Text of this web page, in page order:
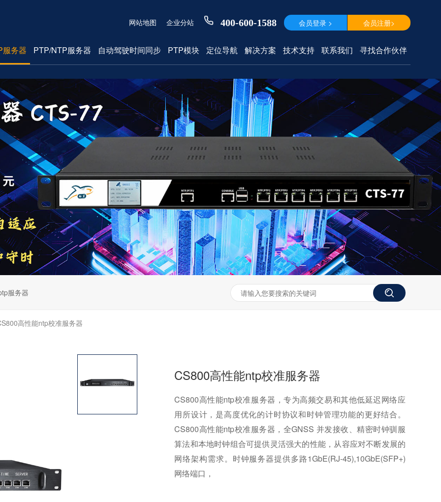
网站地图 企业分站 400-600-1588 会员登录 > 会员注册>
服务器 PTP/NTP服务器 自动驾驶时间同步 PTP模块 定位导航 解决方案 技术支持 联系我们 寻找合作伙伴
服务器
高性能ntp校准服务器
CS800高性能ntp校准服务器
CS800高性能ntp校准服务器，专为高频交易和其他低延迟网络应
用所设计，是高度优化的计时协议和时钟管理功能的更好结合。
CS800高性能ntp校准服务器，全GNSS 并发接收、精密时钟驯服
算法和本地时钟组合可提供灵活强大的性能，从容应对不断发展的
网络架构需求。时钟服务器提供多路1GbE(RJ-45),10GbE(SFP+)
网络端口，